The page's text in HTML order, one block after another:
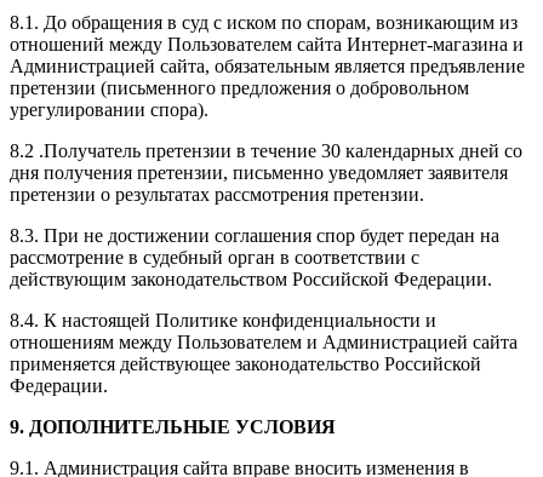
8.1. До обращения в суд с иском по спорам, возникающим из
отношений между Пользователем сайта Интернет-магазина и
Администрацией сайта, обязательным является предъявление
претензии (письменного предложения о добровольном
урегулировании спора).
8.2 .Получатель претензии в течение 30 календарных дней со
дня получения претензии, письменно уведомляет заявителя
претензии о результатах рассмотрения претензии.
8.3. При не достижении соглашения спор будет передан на
рассмотрение в судебный орган в соответствии с
действующим законодательством Российской Федерации.
8.4. К настоящей Политике конфиденциальности и
отношениям между Пользователем и Администрацией сайта
применяется действующее законодательство Российской
Федерации.
9. ДОПОЛНИТЕЛЬНЫЕ УСЛОВИЯ
9.1. Администрация сайта вправе вносить изменения в